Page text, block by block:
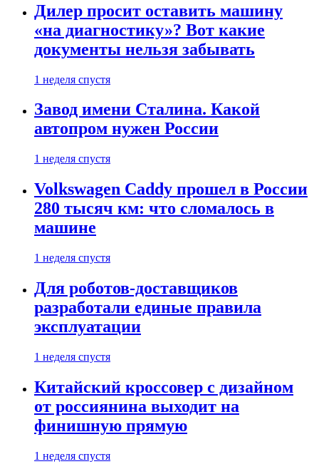
Дилер просит оставить машину
«на диагностику»? Вот какие
документы нельзя забывать
1 неделя спустя
Завод имени Сталина. Какой
автопром нужен России
1 неделя спустя
Volkswagen Caddy прошел в России
280 тысяч км: что сломалось в
машине
1 неделя спустя
Для роботов-доставщиков
разработали единые правила
эксплуатации
1 неделя спустя
Китайский кроссовер с дизайном
от россиянина выходит на
финишную прямую
1 неделя спустя